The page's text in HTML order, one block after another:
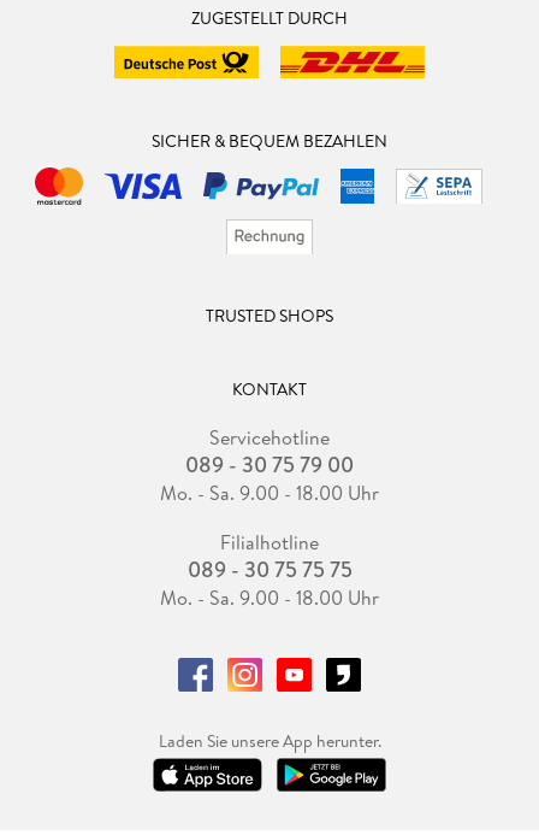
ZUGESTELLT DURCH
SICHER & BEQUEM BEZAHLEN
TRUSTED SHOPS
KONTAKT
Servicehotline
089 - 30 75 79 00
Mo. - Sa. 9.00 - 18.00 Uhr
Filialhotline
089 - 30 75 75 75
Mo. - Sa. 9.00 - 18.00 Uhr
Laden Sie unsere App herunter.